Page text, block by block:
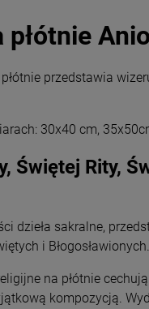
Kardynał Stefan
Wyszyński
DO KOSZYKA
przedstawia
30x40 cm,
Świętej Rity,
dzieła sakralne,
i Błogosławionych.
na płótnie
kompozycją.